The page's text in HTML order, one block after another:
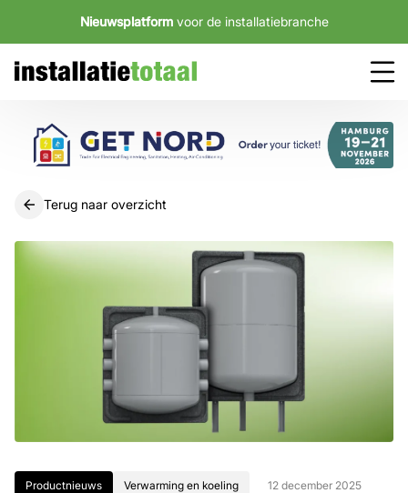
Nieuwsplatform voor de installatiebranche
Terug naar overzicht
Productnieuws Verwarming en koeling 12 december 2025